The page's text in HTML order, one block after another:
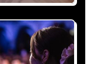
on vous répond